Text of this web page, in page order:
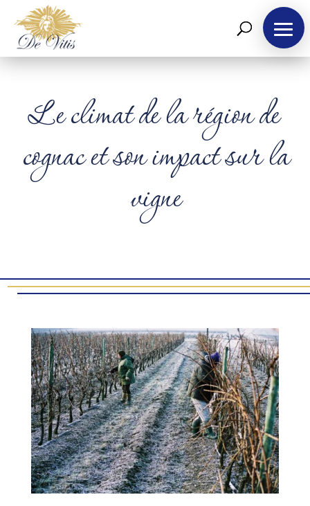
Le climat de la région de
cognac et son impact sur la
vigne